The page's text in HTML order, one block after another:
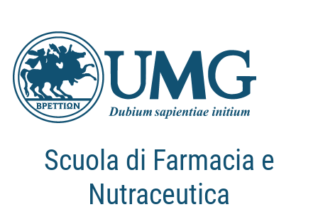
Scuola di Farmacia e
Nutraceutica